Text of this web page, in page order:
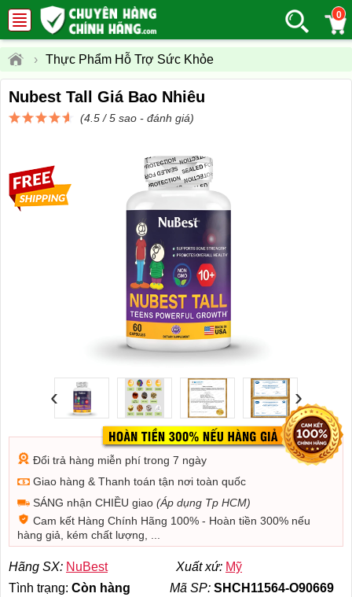
0
› Thực Phẩm Hỗ Trợ Sức Khỏe
Nubest Tall Giá Bao Nhiêu
(4.5 / 5 sao - đánh giá)
‹ ›
Đổi trả hàng miễn phí trong 7 ngày
Giao hàng & Thanh toán tận nơi toàn quốc
SÁNG nhận CHIỀU giao (Áp dụng Tp HCM)
Cam kết Hàng Chính Hãng 100% - Hoàn tiền 300% nếu
hàng giả, kém chất lượng, ...
Hãng SX: NuBest Xuất xứ: Mỹ
Tình trạng: Còn hàng Mã SP: SHCH11564-O90669